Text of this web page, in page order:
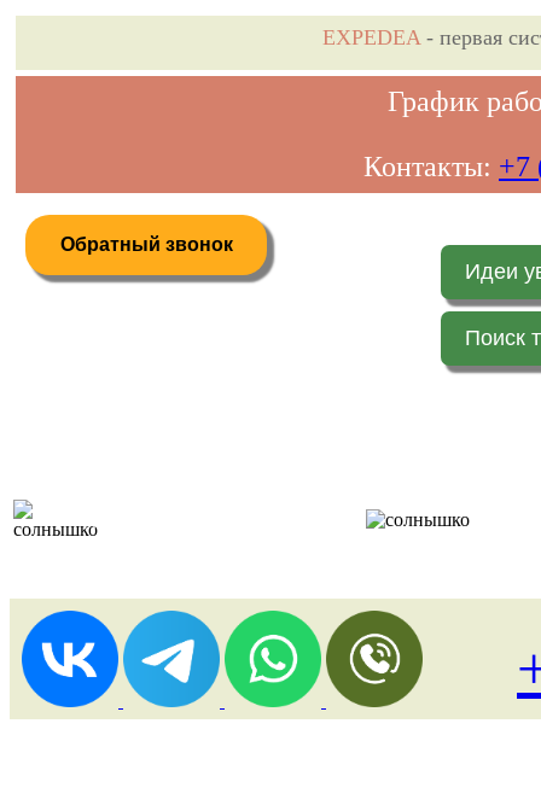
EXPEDEA- первая
График
Контакты: +7
Обратный звонок
Идеи
Поиск